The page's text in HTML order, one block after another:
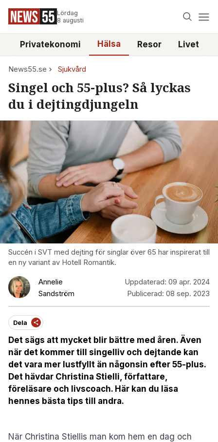
Lördag
8 augusti
Privatekonomi Hälsa Resor Livet
News55.se Sjukvård
Singel och 55-plus? Så lyckas
du i dejtingdjungeln
Succén i SVT med dejting för singlar över 65 har inspirerat till
en ny variant av Hotell Romantik.
Annelie
Sandström
Uppdaterad: 09 apr. 2024
Publicerad: 08 sep. 2023
Dela
Det sägs att mycket blir bättre med åren. Även
när det kommer till singelliv och dejtande kan
det vara mer lustfyllt än någonsin efter 55-plus.
Det hävdar Christina Stielli, författare,
föreläsare och livscoach. Här kan du läsa
hennes bästa tips till andra.
När Christina Stiellis man kom hem en dag och